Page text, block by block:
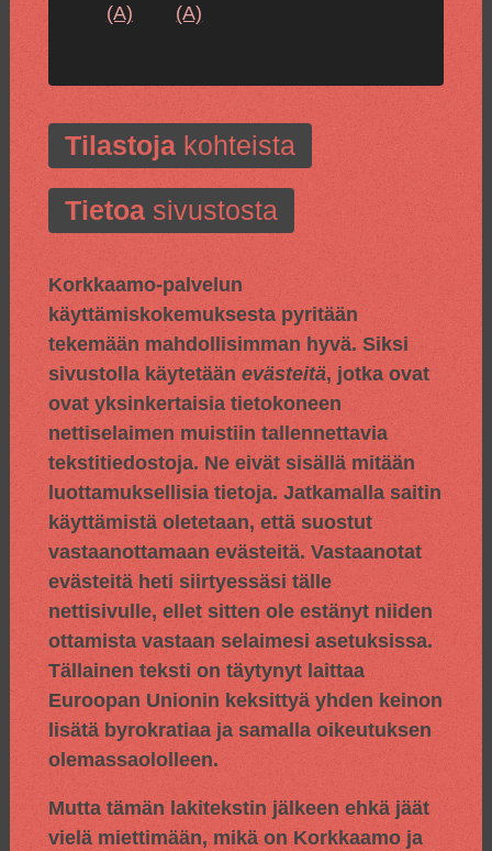
(A)
(A)
Tilastojakohteista
Tietoasivustosta
Korkkaamo-palvelun
käyttämiskokemuksesta pyritään
tekemään mahdollisimman hyvä. Siksi
sivustolla käytetään evästeitä, jotka ovat
ovat yksinkertaisia tietokoneen
nettiselaimen muistiin tallennettavia
tekstitiedostoja. Ne eivät sisällä mitään
luottamuksellisia tietoja. Jatkamalla saitin
käyttämistä oletetaan, että suostut
vastaanottamaan evästeitä. Vastaanotat
evästeitä heti siirtyessäsi tälle
nettisivulle, ellet sitten ole estänyt niiden
ottamista vastaan selaimesi asetuksissa.
Tällainen teksti on täytynyt laittaa
Euroopan Unionin keksittyä yhden keinon
lisätä byrokratiaa ja samalla oikeutuksen
olemassaololleen.
Mutta tämän lakitekstin jälkeen ehkä jäät
vielä miettimään, mikä on Korkkaamo ja